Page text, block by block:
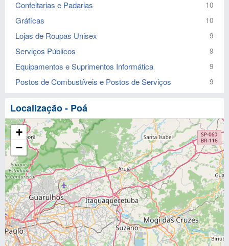
Confeitarias e Padarias 10
Gráficas 10
Lojas de Roupas Unisex 9
Serviços Públicos 9
Equipamentos e Suprimentos Informática 9
Postos de Combustíveis e Postos de Serviços 9
Localização - Poá
+
−